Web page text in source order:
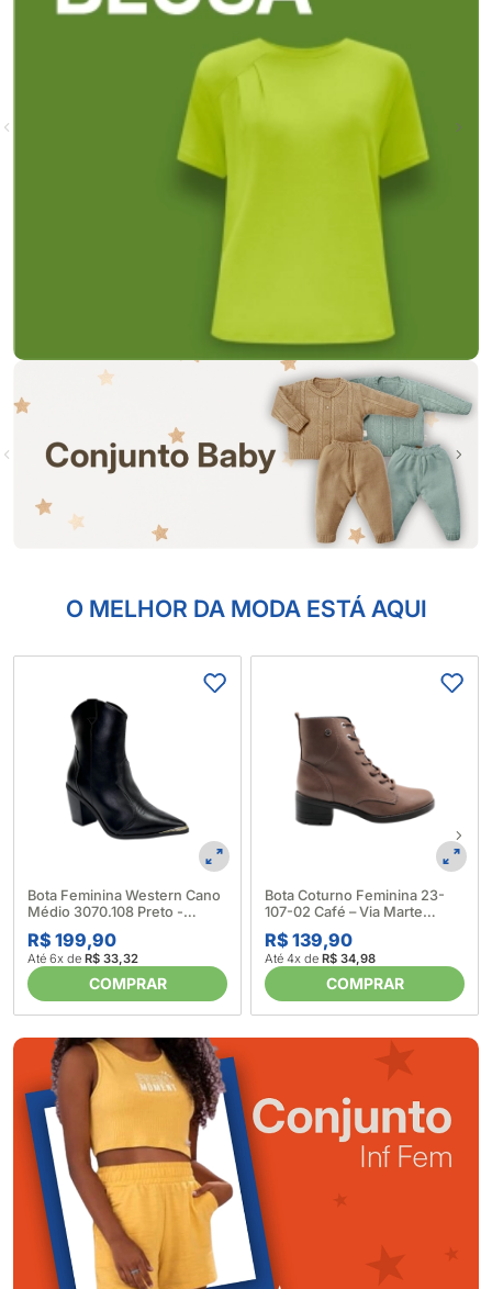
O MELHOR DA MODA ESTÁ AQUI
Bota Feminina Western Cano
Médio 3070.108 Preto -
Vizzano 660890
R$ 199,90
Até 6x de R$ 33,32
COMPRAR
Bota Coturno Feminina 23-
107-02 Café – Via Marte
642647_Marrom
R$ 139,90
Até 4x de R$ 34,98
COMPRAR